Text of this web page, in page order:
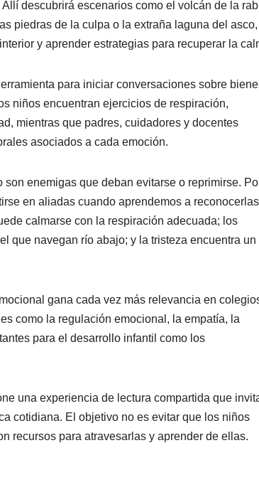
descubrirá escenarios como el volcán de la
piedras de la culpa o la extraña laguna del asco,
y aprender estrategias para recuperar la
para iniciar conversaciones sobre
niños encuentran ejercicios de respiración,
mientras que padres, cuidadores y docentes
asociados a cada emoción.
enemigas que deban evitarse o reprimirse.
en aliadas cuando aprendemos a
calmarse con la respiración adecuada; los
que navegan río abajo; y la tristeza encuentra un
gana cada vez más relevancia en
como la regulación emocional, la empatía, la
para el desarrollo infantil como los
una experiencia de lectura compartida que
cotidiana. El objetivo no es evitar que los niños
recursos para atravesarlas y aprender de ellas.